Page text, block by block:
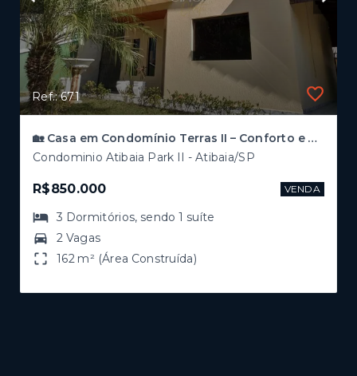
Ref.: 671
🏡 Casa em Condomínio Terras II – Conforto e Qualidade de Vida!
Condominio Atibaia Park II - Atibaia/SP
R$850.000 VENDA
3 Dormitórios, sendo1 suíte
2 Vagas
162 m² (Área Construída)